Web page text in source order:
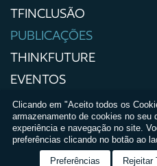
TFINCLUSÃO
PUBLICAÇÕES
THINKFUTURE
EVENTOS
IMPRENSA
POLÍTICAS DE
TERMOS E CONDIÇÕES
Clicando em "Aceito todos os
armazenamento de cookies no seu
experiência e navegação no site.
preferências clicando no botão ao
Preferências Rejeitar